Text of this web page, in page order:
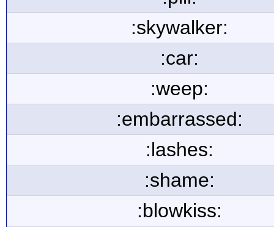
:skywalker:
:car:
:weep:
:embarrassed:
:lashes:
:shame:
:blowkiss: